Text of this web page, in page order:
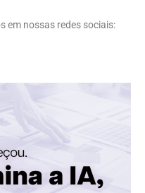
em nossas redes sociais: